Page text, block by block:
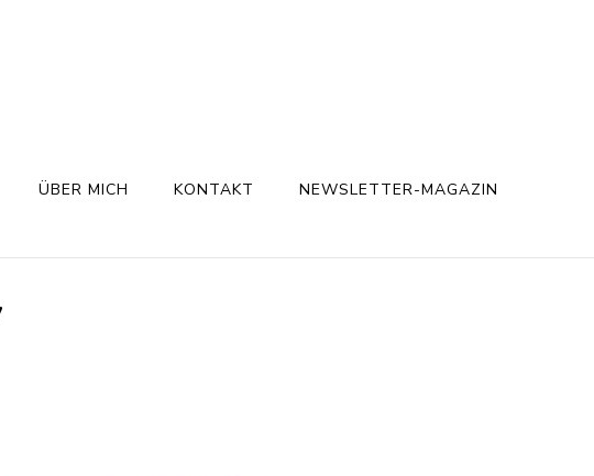
ÜBER MICH KONTAKT NEWSLETTER-MAGAZIN